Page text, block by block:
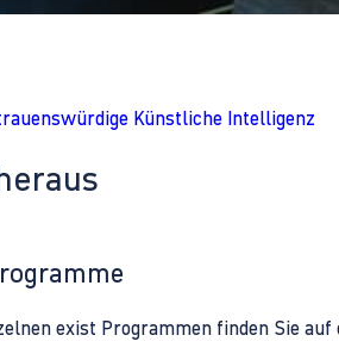
Künstliche Intelligenz
exist Programmen finden Sie